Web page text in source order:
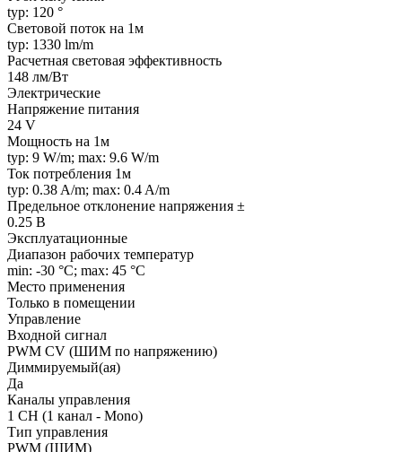
typ: 120 °
Световой поток на 1м
typ: 1330 lm/m
Расчетная световая эффективность
148 лм/Вт
Электрические
Напряжение питания
24 V
Мощность на 1м
typ: 9 W/m; max: 9.6 W/m
Ток потребления 1м
typ: 0.38 A/m; max: 0.4 A/m
Предельное отклонение напряжения ±
0.25 В
Эксплуатационные
Диапазон рабочих температур
min: -30 °C; max: 45 °C
Место применения
Только в помещении
Управление
Входной сигнал
PWM СV (ШИМ по напряжению)
Диммируемый(ая)
Да
Каналы управления
1 CH (1 канал - Mono)
Тип управления
PWM (ШИМ)